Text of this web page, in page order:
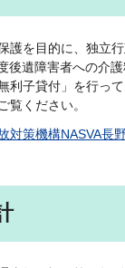
護を目的に、独立
後遺障害者への介
利子貸付」を行って
覧ください。
対策機構NASVA長